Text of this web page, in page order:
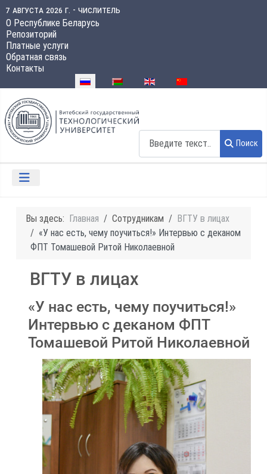
7 августа 2026 г. - числитель
О Республике Беларусь
Репозиторий
Платные услуги
Обратная связь
Контакты
Выберите язык
Поиск
Вы здесь: Главная Сотрудникам
ВГТУ в лицах
«У нас есть, чему поучиться!» Интервью с деканом
ФПТ Томашевой Ритой Николаевной
ВГТУ в лицах
«У нас есть, чему поучиться!»
Интервью с деканом ФПТ
Томашевой Ритой Николаевной